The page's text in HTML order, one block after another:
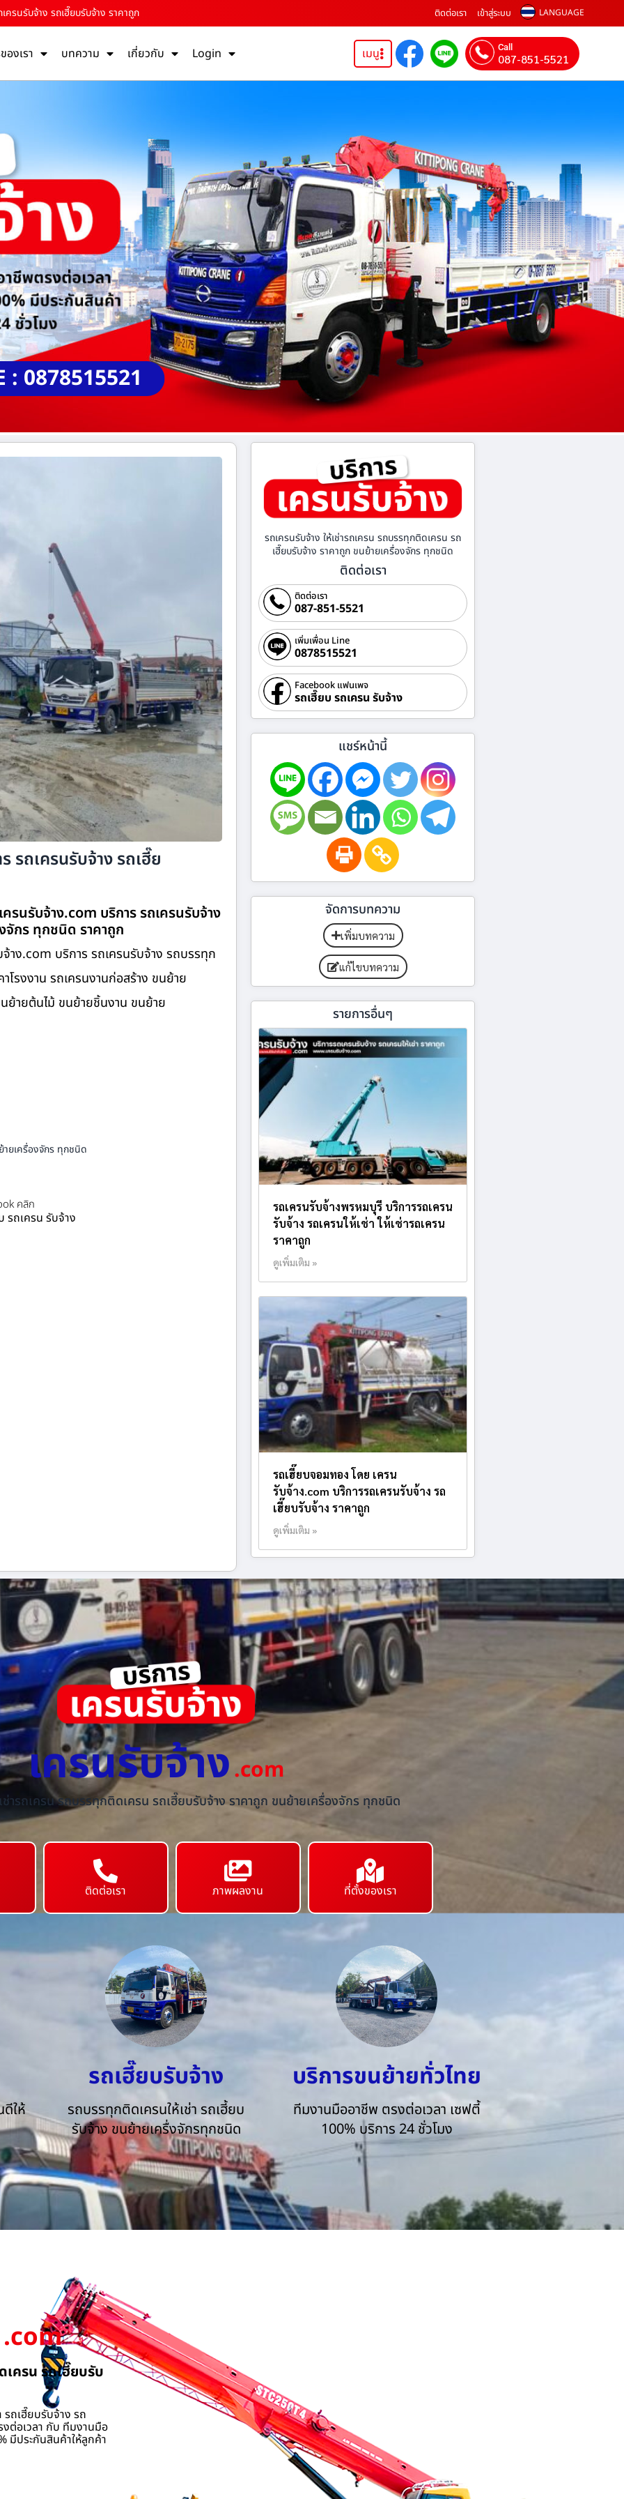
รนรับจ้าง รถเฮี๊ยบรับจ้าง ราคาถูก ติดต่อเรา เข้าสู่ระบบ LANGUAGE
องเรา บทความ เกี่ยวกับ Login เมนู Call
087-851-5521
: 0878515521
รถเครนรับจ้าง รถเฮี๊ย
รนรับจ้าง.com บริการ รถเครนรับจ้าง
จักร ทุกชนิด ราคาถูก
าง.com บริการ รถเครนรับจ้าง รถบรรทุก
โรงงาน รถเครนงานก่อสร้าง ขนย้าย
ย้ายต้นไม้ ขนย้ายชิ้นงาน ขนย้าย
ายเครื่องจักร ทุกชนิด
คลิก
รถเครน รับจ้าง
รถเครนรับจ้าง ให้เช่ารถเครน รถบรรทุกติดเครน รถ
เฮี๊ยบรับจ้าง ราคาถูก ขนย้ายเครื่องจักร ทุกชนิด
ติดต่อเรา
ติดต่อเรา
087-851-5521
เพิ่มเพื่อน Line
0878515521
Facebook แฟนเพจ
รถเฮี๊ยบ รถเครน รับจ้าง
แชร์หน้านี้
จัดการบทความ
เพิ่มบทความ
แก้ไขบทความ
รายการอื่นๆ
รถเครนรับจ้างพรหมบุรี บริการรถเครน
รับจ้าง รถเครนให้เช่า ให้เช่ารถเครน
ราคาถูก
ดูเพิ่มเติม »
รถเฮี๊ยบจอมทอง โดย เครน
รับจ้าง.com บริการรถเครนรับจ้าง รถ
เฮี๊ยบรับจ้าง ราคาถูก
ดูเพิ่มเติม »
เครนรับจ้าง.com
ช่ารถเครน รถบรรทุกติดเครน รถเฮี๊ยบรับจ้าง ราคาถูก ขนย้ายเครื่องจักร ทุกชนิด
ติดต่อเรา ภาพผลงาน ที่ตั้งของเรา
ดีให้
รถเฮี๊ยบรับจ้าง
รถบรรทุกติดเครนให้เช่า รถเฮี้ยบ
รับจ้าง ขนย้ายเครื่งจักรทุกชนิด
บริการขนย้ายทั่วไทย
ทีมงานมืออาชีพ ตรงต่อเวลา เซฟตี้
100% บริการ 24 ชั่วโมง
.com
เครน รถเฮี๊ยบรับ
รถเฮี๊ยบรับจ้าง รถ
ต่อเวลา กับ ทีมงานมือ
มีประกันสินค้าให้ลูกค้า